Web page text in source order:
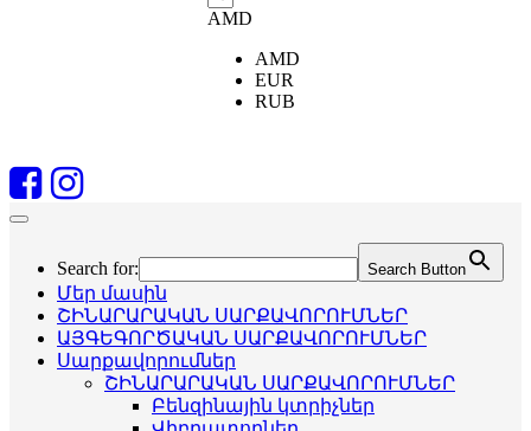
AMD
AMD
EUR
RUB
Search for: Search Button
Մեր մասին
ՇԻՆԱՐԱՐԱԿԱՆ ՍԱՐՔԱՎՈՐՈՒՄՆԵՐ
ԱՅԳԵԳՈՐԾԱԿԱՆ ՍԱՐՔԱՎՈՐՈՒՄՆԵՐ
Սարքավորումներ
ՇԻՆԱՐԱՐԱԿԱՆ ՍԱՐՔԱՎՈՐՈՒՄՆԵՐ
Բենզինային կտրիչներ